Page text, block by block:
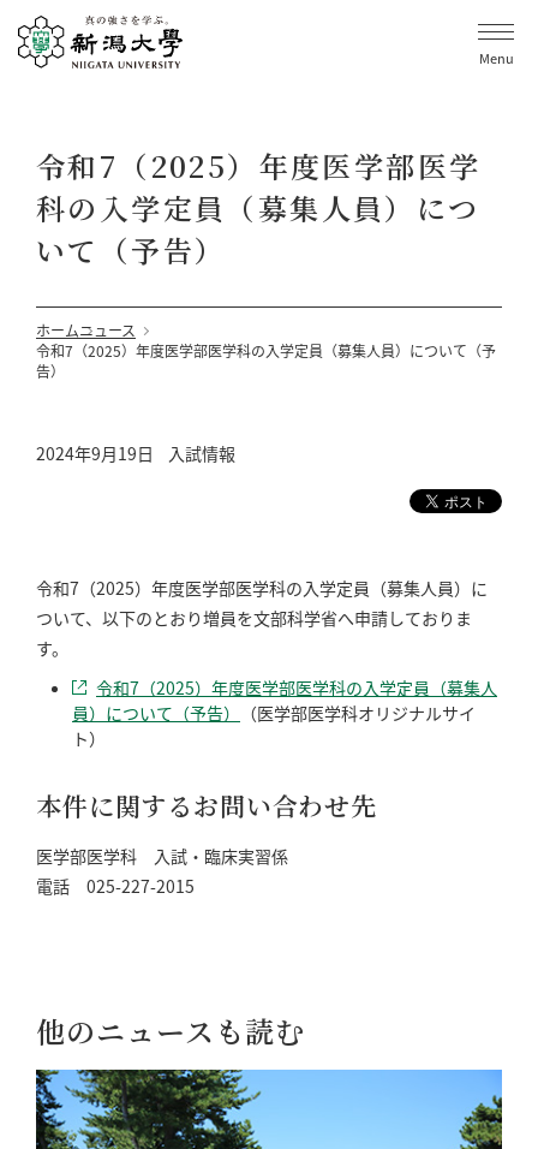
Menu
令和7（2025）年度医学部医学
科の入学定員（募集人員）につ
いて（予告）
ホームニュース
令和7（2025）年度医学部医学科の入学定員（募集人員）について（予
告）
2024年9月19日 入試情報
令和7（2025）年度医学部医学科の入学定員（募集人員）に
ついて、以下のとおり増員を文部科学省へ申請しておりま
す。
令和7（2025）年度医学部医学科の入学定員（募集人
員）について（予告）
（医学部医学科オリジナルサイ
ト）
本件に関するお問い合わせ先
医学部医学科 入試・臨床実習係
電話 025-227-2015
他のニュースも読む